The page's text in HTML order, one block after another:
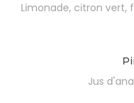
Limonade, citron vert,
Jus